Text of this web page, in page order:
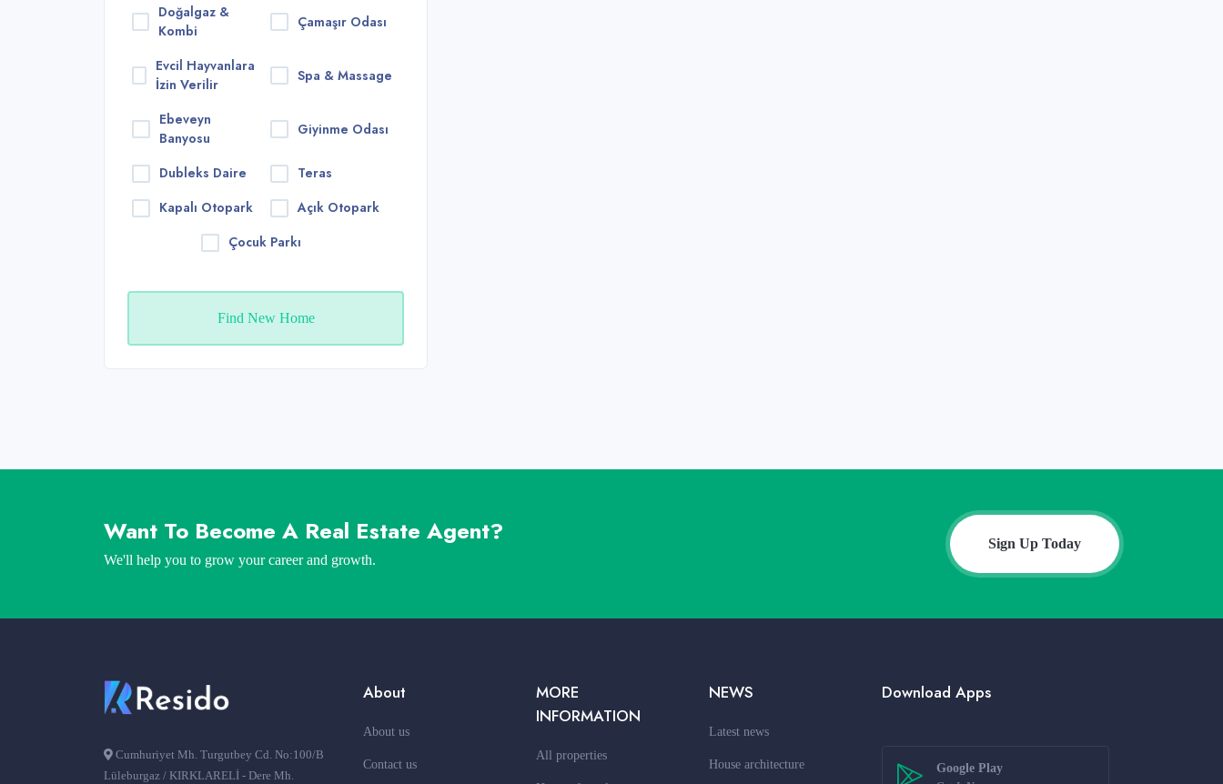
Doğalgaz &
Kombi
Çamaşır Odası
Evcil Hayvanlara
İzin Verilir
Spa & Massage
Ebeveyn
Banyosu
Giyinme Odası
Dubleks Daire
Teras
Kapalı Otopark
Açık Otopark
Çocuk Parkı
Find New Home
Want To Become A Real Estate Agent?
We'll help you to grow your career and growth.
Sign Up Today
Cumhuriyet Mh. Turgutbey Cd. No:100/B
Lüleburgaz / KIRKLARELİ - Dere Mh.
About
About us
Contact us
MORE
INFORMATION
All properties
NEWS
Latest news
House architecture
Download Apps
Google Play